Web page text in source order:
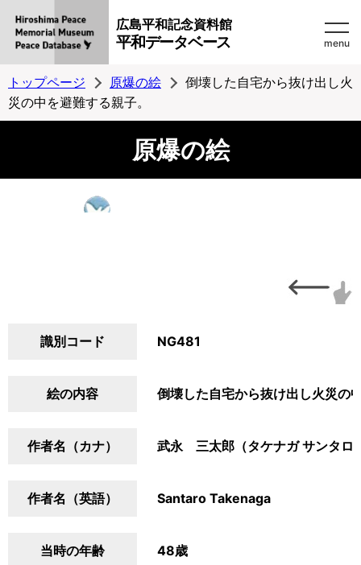
広島平和記念資料館
平和データベース menu
トップページ 原爆の絵
倒壊した自宅から抜け出し火
災の中を避難する親子。
原爆の絵
識別コード NG481
絵の内容 倒壊した自宅から抜け出し火災の
作者名（カナ） 武永 三太郎（タケナガ サンタロ
作者名（英語） Santaro Takenaga
当時の年齢 48歳